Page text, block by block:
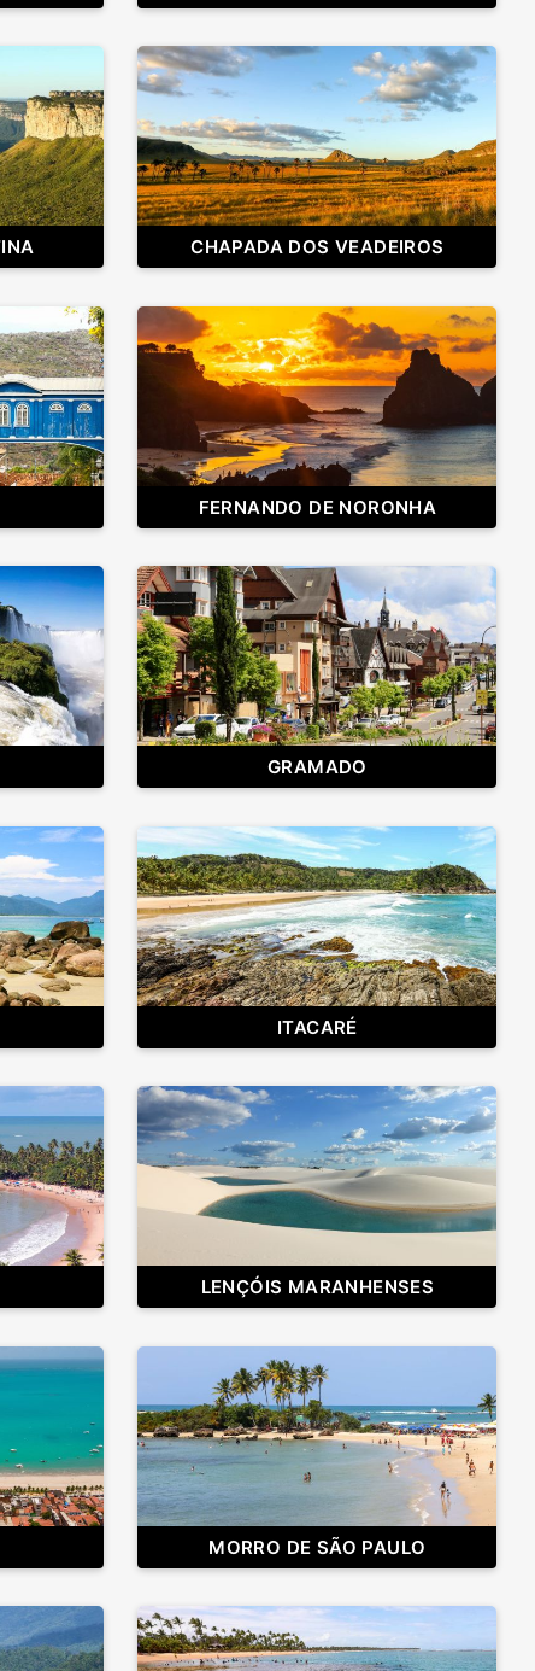
CHAPADA DOS VEADEIROS
FERNANDO DE NORONHA
GRAMADO
ITACARÉ
LENÇÓIS MARANHENSES
MORRO DE SÃO PAULO